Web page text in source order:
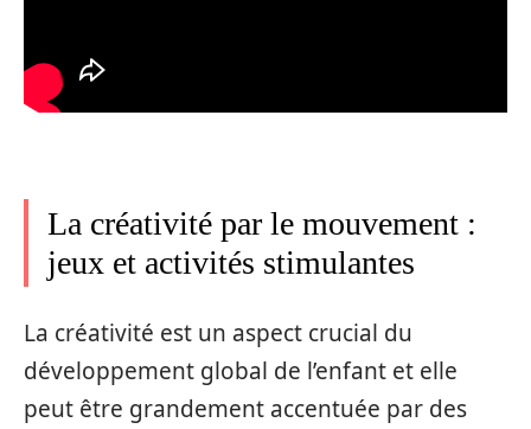
La créativité par le mouvement :
jeux et activités stimulantes
La créativité est un aspect crucial du
développement global de l’enfant et elle
peut être grandement accentuée par des